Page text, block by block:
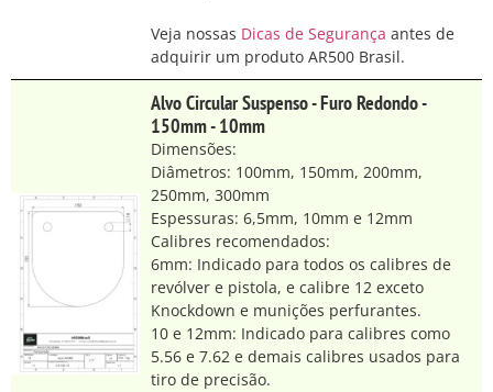
Veja nossas Dicas de Segurança antes de
adquirir um produto AR500 Brasil.
Alvo Circular Suspenso - Furo Redondo -
150mm - 10mm
Dimensões:
Diâmetros: 100mm, 150mm, 200mm,
250mm, 300mm
Espessuras: 6,5mm, 10mm e 12mm
Calibres recomendados:
6mm: Indicado para todos os calibres de
revólver e pistola, e calibre 12 exceto
Knockdown e munições perfurantes.
10 e 12mm: Indicado para calibres como
5.56 e 7.62 e demais calibres usados para
tiro de precisão.